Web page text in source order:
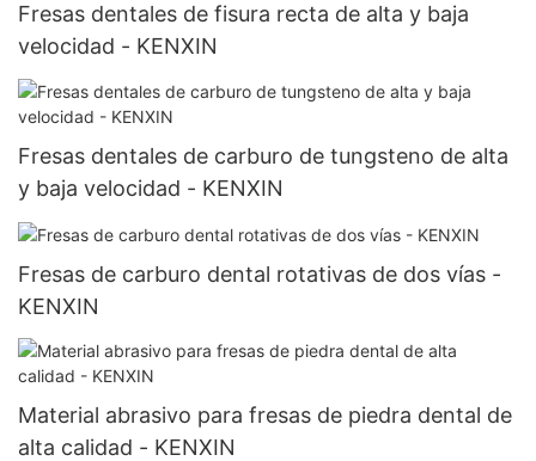
Fresas dentales de fisura recta de alta y baja
velocidad - KENXIN
Fresas dentales de carburo de tungsteno de alta
y baja velocidad - KENXIN
Fresas de carburo dental rotativas de dos vías -
KENXIN
Material abrasivo para fresas de piedra dental de
alta calidad - KENXIN